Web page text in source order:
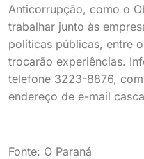
Anticorrupção, como o
trabalhar junto às
políticas públicas, entre
trocarão experiências.
telefone 3223-8876,
endereço de e-mail
Fonte: O Paraná